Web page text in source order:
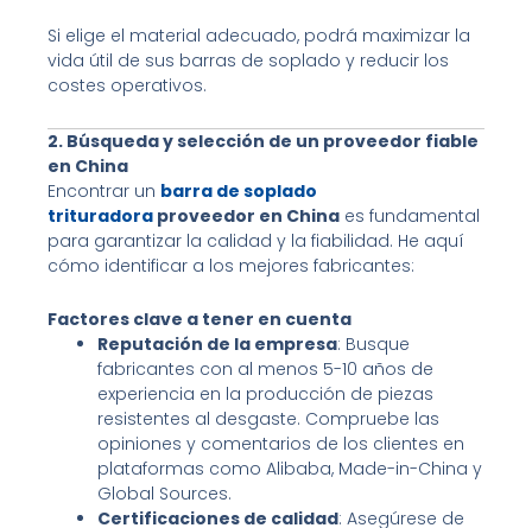
Si elige el material adecuado, podrá maximizar la
vida útil de sus barras de soplado y reducir los
costes operativos.
2. Búsqueda y selección de un proveedor fiable
en China
Encontrar un barra de soplado
trituradoraproveedor en Chinaes fundamental
para garantizar la calidad y la fiabilidad. He aquí
cómo identificar a los mejores fabricantes:
Factores clave a tener en cuenta
Reputación de la empresa: Busque
fabricantes con al menos 5-10 años de
experiencia en la producción de piezas
resistentes al desgaste. Compruebe las
opiniones y comentarios de los clientes en
plataformas como Alibaba, Made-in-China y
Global Sources.
Certificaciones de calidad: Asegúrese de